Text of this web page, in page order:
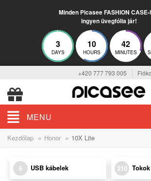
Minden Picasee FASHION CASE-
ingyen üvegfólia jár!
3
DAYS
10
HOURS
42
MINUTES
+420 777 793 005
MENU
Kezdőlap » Honor » 10X Lite
6 USB kábelek 210 Tokok